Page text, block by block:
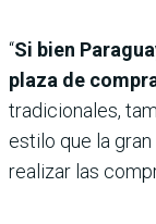
“Si bien
plaza de
tradicionales,
estilo que la
realizar las